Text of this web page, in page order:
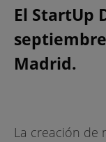
El StartUp
Madrid.
La creación de